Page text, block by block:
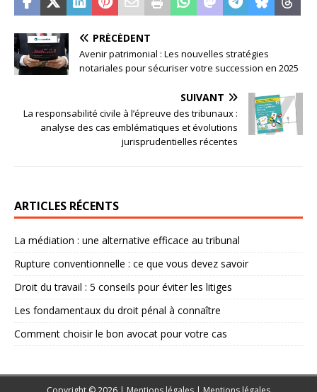
PRÉCÉDENT
Avenir patrimonial : Les nouvelles stratégies
notariales pour sécuriser votre succession en 2025
SUIVANT
La responsabilité civile à l’épreuve des tribunaux :
analyse des cas emblématiques et évolutions
jurisprudentielles récentes
ARTICLES RÉCENTS
La médiation : une alternative efficace au tribunal
Rupture conventionnelle : ce que vous devez savoir
Droit du travail : 5 conseils pour éviter les litiges
Les fondamentaux du droit pénal à connaître
Comment choisir le bon avocat pour votre cas